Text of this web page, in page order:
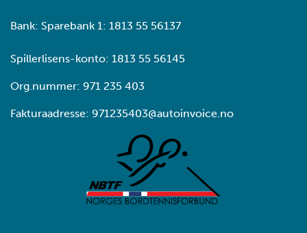
Bank: Sparebank 1: 1813 55 56137
Spillerlisens-konto: 1813 55 56145
Org.nummer: 971 235 403
Fakturaadresse: 971235403@autoinvoice.no